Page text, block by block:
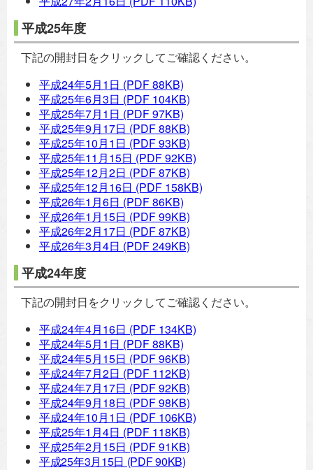
平成25年度
下記の開封日をクリックしてご確認ください。
平成24年5月1日 (PDF 88KB)
平成25年6月3日 (PDF 104KB)
平成25年7月1日 (PDF 97KB)
平成25年9月17日 (PDF 88KB)
平成25年10月1日 (PDF 93KB)
平成25年11月15日 (PDF 92KB)
平成25年12月2日 (PDF 87KB)
平成25年12月16日 (PDF 158KB)
平成26年1月6日 (PDF 86KB)
平成26年1月15日 (PDF 99KB)
平成26年2月17日 (PDF 87KB)
平成26年3月4日 (PDF 249KB)
平成24年度
下記の開封日をクリックしてご確認ください。
平成24年4月16日 (PDF 134KB)
平成24年5月1日 (PDF 88KB)
平成24年5月15日 (PDF 96KB)
平成24年7月2日 (PDF 112KB)
平成24年7月17日 (PDF 92KB)
平成24年9月18日 (PDF 98KB)
平成24年10月1日 (PDF 106KB)
平成25年1月4日 (PDF 118KB)
平成25年2月15日 (PDF 91KB)
平成25年3月15日 (PDF 90KB)